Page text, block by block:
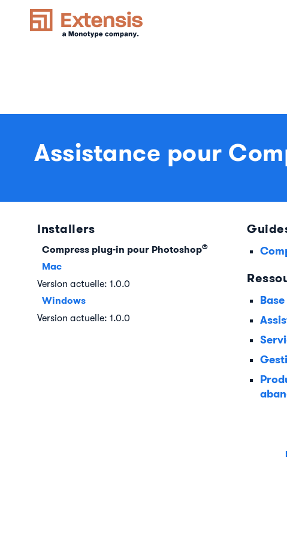
Assistance pour
Installers
Compress plug-in pour Photoshop®
Mac
Version actuelle: 1.0.0
Windows
Version actuelle: 1.0.0